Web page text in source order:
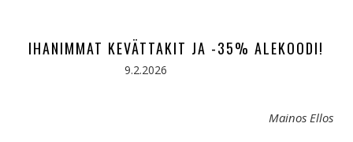
IHANIMMAT KEVÄTTAKIT JA -35% ALEKOODI!
9.2.2026
Mainos Ellos